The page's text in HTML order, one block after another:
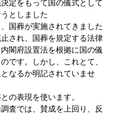
定をもって国の儀式として
としました
国葬が実施されてきました
され、国葬を規定する法律
閣府設置法を根拠に国の儀
です。しかし、これとて、
なるか明記されていませ
の表現を使います。
査では、賛成を上回り、反